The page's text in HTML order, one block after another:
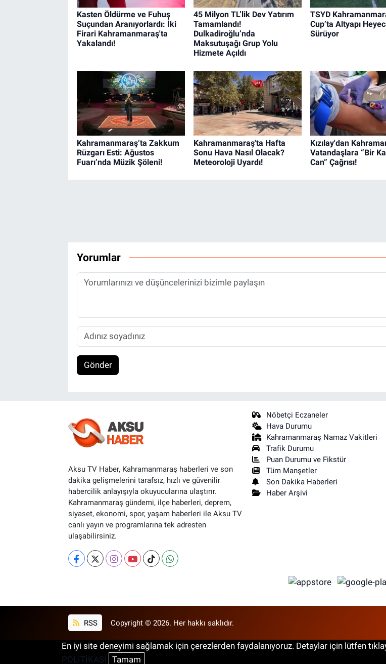
Kasten Öldürme ve Fuhuş
Suçundan Aranıyorlardı: İki
Firari Kahramanmaraş'ta
Yakalandı!
45 Milyon TL’lik Dev Yatırım
Tamamlandı!
Dulkadiroğlu’nda
Maksutuşağı Grup Yolu
Hizmete Açıldı
TSYD
Cup’ta Altyapı
Sürüyor
Kahramanmaraş’ta Zakkum
Rüzgarı Esti: Ağustos
Fuarı’nda Müzik Şöleni!
Kahramanmaraş'ta Hafta
Sonu Hava Nasıl Olacak?
Meteoroloji Uyardı!
Kızılay'dan
Vatandaşlara “Bir
Can” Çağrısı!
Yorumlar
Gönder
Aksu TV Haber, Kahramanmaraş haberleri ve son
dakika gelişmelerini tarafsız, hızlı ve güvenilir
habercilik anlayışıyla okuyucularına ulaştırır.
Kahramanmaraş gündemi, ilçe haberleri, deprem,
siyaset, ekonomi, spor, yaşam haberleri ile Aksu TV
canlı yayın ve programlarına tek adresten
ulaşabilirsiniz.
Nöbetçi Eczaneler
Hava Durumu
Kahramanmaraş Namaz Vakitleri
Trafik Durumu
Puan Durumu ve Fikstür
Tüm Manşetler
Son Dakika Haberleri
Haber Arşivi
RSS Copyright © 2026. Her hakkı saklıdır.
En iyi site deneyimi sağlamak için çerezlerden faydalanıyoruz. Detaylar için lütfen
POLİTİKASI
Tamam